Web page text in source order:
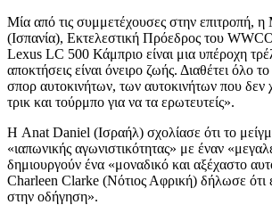
Μία από τις συμμετέχουσες στην επιτροπή, η
(Ισπανία), Εκτελεστική Πρόεδρος του
Lexus LC 500 Κάμπριο είναι μια υπέροχη
αποκτήσεις είναι όνειρο ζωής. Διαθέτει όλο
σπορ αυτοκινήτων, των αυτοκινήτων που δεν
τρικ και τούρμπο για να τα ερωτευτείς».
Η Anat Daniel (Ισραήλ) σχολίασε ότι το
«ιαπωνικής αγωνιστικότητας» με έναν
δημιουργούν ένα «μοναδικό και αξέχαστο
Charleen Clarke (Νότιος Αφρική) δήλωσε ότι
στην οδήγηση».